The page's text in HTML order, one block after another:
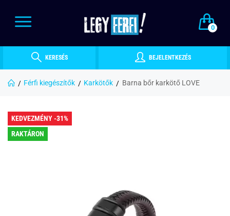
0
KERESÉS BEJELENTKEZÉS
Férfi kiegészítők Karkötők Barna bőr karkötő LOVE
KEDVEZMÉNY -31%
RAKTÁRON